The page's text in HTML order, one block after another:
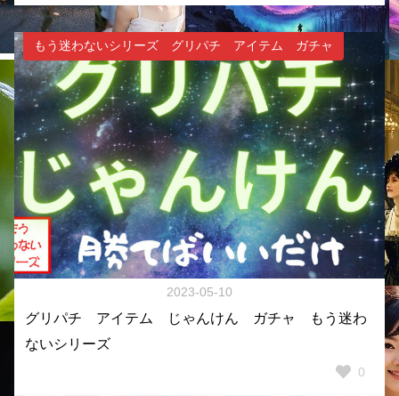
もう迷わないシリーズ グリパチ アイテム ガチャ
2023-05-10
グリパチ アイテム じゃんけん ガチャ もう迷わ
ないシリーズ
0